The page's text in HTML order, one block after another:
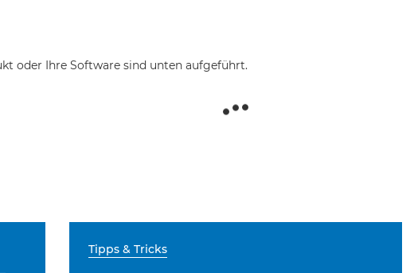
oder Ihre Software sind unten aufgeführt.
Tipps & Tricks